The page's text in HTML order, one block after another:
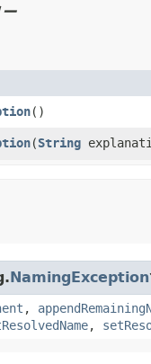
()
​(String
NamingException
,
,